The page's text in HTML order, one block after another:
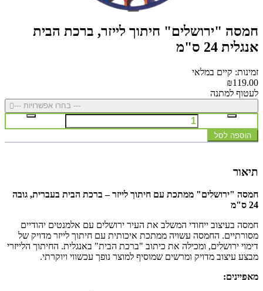
חמסה "ירושלים" חיתוך לייזר, ברכת הבית
אנגלית 24 ס"מ
זמינות: קיים במלאי
₪119.00
לעטוף למתנה
--- בחרו אפשרויות ---
הוספה לסל
תיאור
חמסה "ירושלים" ממתכת עם חיתוך לייזר – ברכת הבית בעברית, גובה
24 ס"מ
חמסה בעיצוב ייחודי המשלב את העיר ירושלים עם אלמנטים יהודיים
מסורתיים. החמסה עשויה ממתכת איכותית עם חיתוך לייזר מדויק של
דימוי ירושלים, ומכילה את כיתוב "ברכת הבית" באנגלית. החיתוך הלייזרי
מבצע עיצוב מדויק ומרשים שמוסיף למוצר נופך עכשווי ויוקרתי.
מאפיינים: